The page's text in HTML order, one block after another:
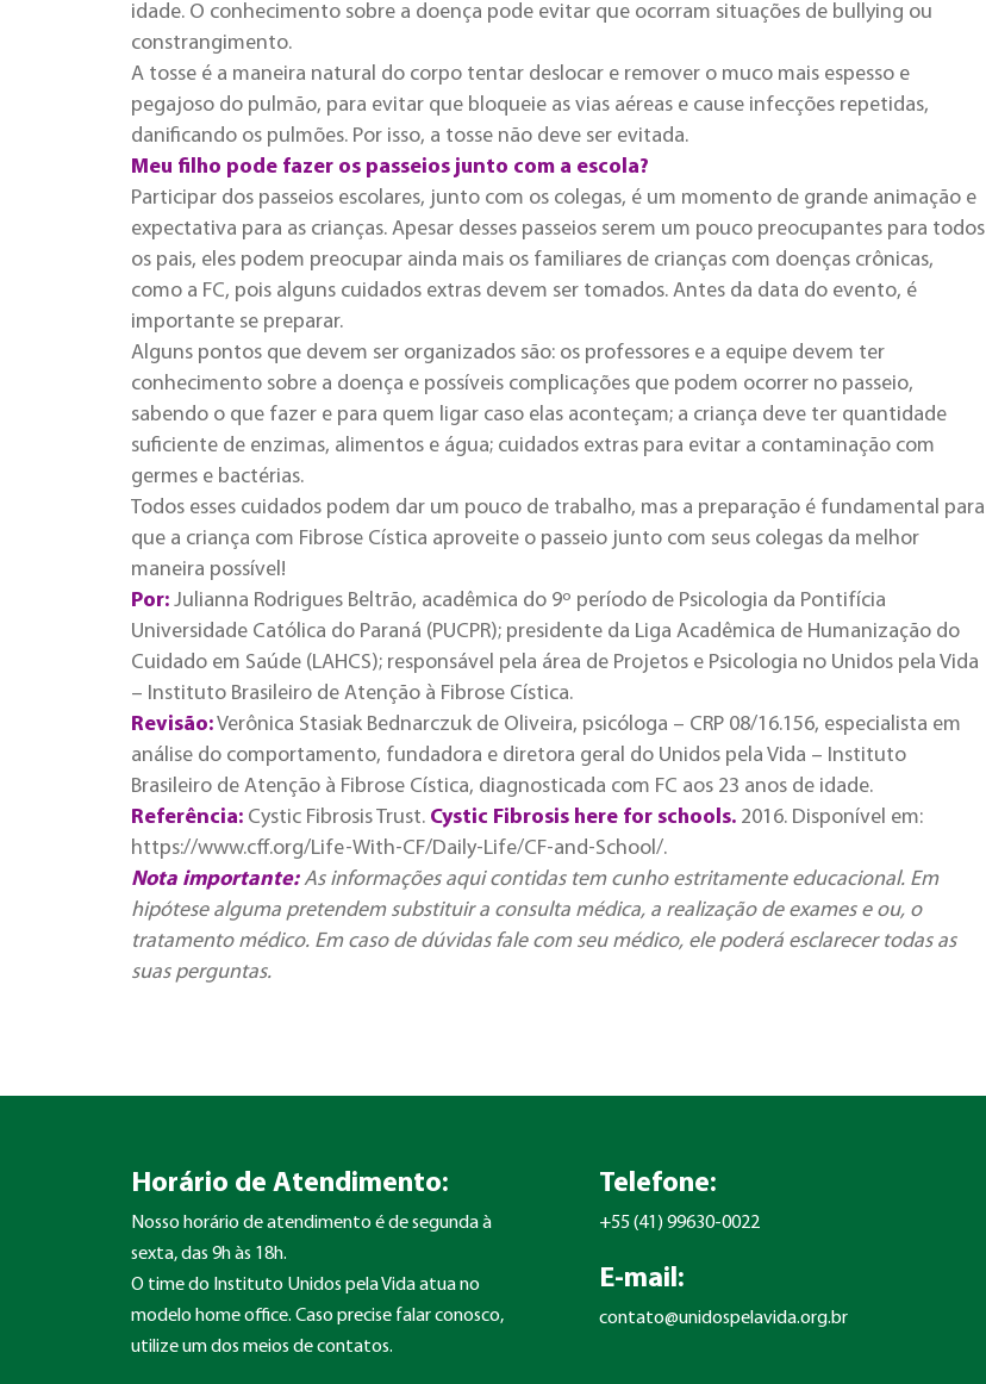
idade. O conhecimento sobre a doença pode evitar que ocorram situações de bullying ou
constrangimento.
A tosse é a maneira natural do corpo tentar deslocar e remover o muco mais espesso e
pegajoso do pulmão, para evitar que bloqueie as vias aéreas e cause infecções repetidas,
danificando os pulmões. Por isso, a tosse não deve ser evitada.
Meu filho pode fazer os passeios junto com a escola?
Participar dos passeios escolares, junto com os colegas, é um momento de grande animação e
expectativa para as crianças. Apesar desses passeios serem um pouco preocupantes para todos
os pais, eles podem preocupar ainda mais os familiares de crianças com doenças crônicas,
como a FC, pois alguns cuidados extras devem ser tomados. Antes da data do evento, é
importante se preparar.
Alguns pontos que devem ser organizados são: os professores e a equipe devem ter
conhecimento sobre a doença e possíveis complicações que podem ocorrer no passeio,
sabendo o que fazer e para quem ligar caso elas aconteçam; a criança deve ter quantidade
suficiente de enzimas, alimentos e água; cuidados extras para evitar a contaminação com
germes e bactérias.
Todos esses cuidados podem dar um pouco de trabalho, mas a preparação é fundamental para
que a criança com Fibrose Cística aproveite o passeio junto com seus colegas da melhor
maneira possível!
Por: Julianna Rodrigues Beltrão, acadêmica do 9º período de Psicologia da Pontifícia
Universidade Católica do Paraná (PUCPR); presidente da Liga Acadêmica de Humanização do
Cuidado em Saúde (LAHCS); responsável pela área de Projetos e Psicologia no Unidos pela Vida
– Instituto Brasileiro de Atenção à Fibrose Cística.
Revisão:Verônica Stasiak Bednarczuk de Oliveira, psicóloga – CRP 08/16.156, especialista em
análise do comportamento, fundadora e diretora geral do Unidos pela Vida – Instituto
Brasileiro de Atenção à Fibrose Cística, diagnosticada com FC aos 23 anos de idade.
Referência: Cystic Fibrosis Trust. Cystic Fibrosis here for schools. 2016. Disponível em:
https://www.cff.org/Life-With-CF/Daily-Life/CF-and-School/.
Nota importante: As informações aqui contidas tem cunho estritamente educacional. Em
hipótese alguma pretendem substituir a consulta médica, a realização de exames e ou, o
tratamento médico. Em caso de dúvidas fale com seu médico, ele poderá esclarecer todas as
suas perguntas.
Horário de Atendimento:
Nosso horário de atendimento é de segunda à
sexta, das 9h às 18h.
O time do Instituto Unidos pela Vida atua no
modelo home office. Caso precise falar conosco,
utilize um dos meios de contatos.
Telefone:
+55 (41) 99630-0022
E-mail:
contato@unidospelavida.org.br